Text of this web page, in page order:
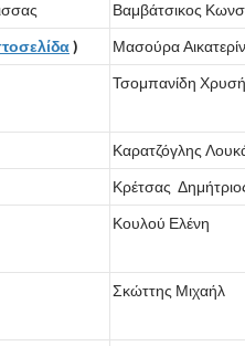
Βαμβάτσικος
) Μασούρα
Τσομπανίδη Χρυσή
Καρατζόγλης
Κρέτσας
Κουλού Ελένη
Σκώττης Μιχαήλ